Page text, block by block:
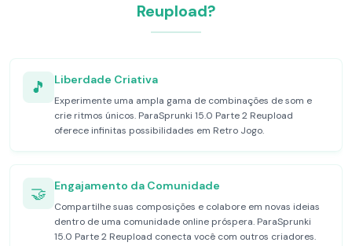
Reupload?
🎵 Liberdade Criativa
Experimente uma ampla gama de combinações de som e
crie ritmos únicos. ParaSprunki 15.0 Parte 2 Reupload
oferece infinitas possibilidades em Retro Jogo.
🤝 Engajamento da Comunidade
Compartilhe suas composições e colabore em novas ideias
dentro de uma comunidade online próspera. ParaSprunki
15.0 Parte 2 Reupload conecta você com outros criadores.